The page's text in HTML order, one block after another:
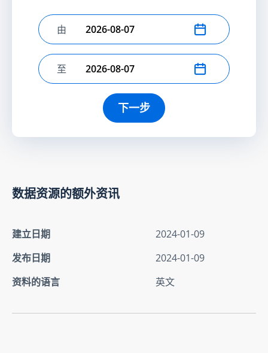
选择开始日期
由
选择结束日期
至
下一步
数据资源的额外资讯
建立日期
2024-01-09
发布日期
2024-01-09
资料的语言
英文